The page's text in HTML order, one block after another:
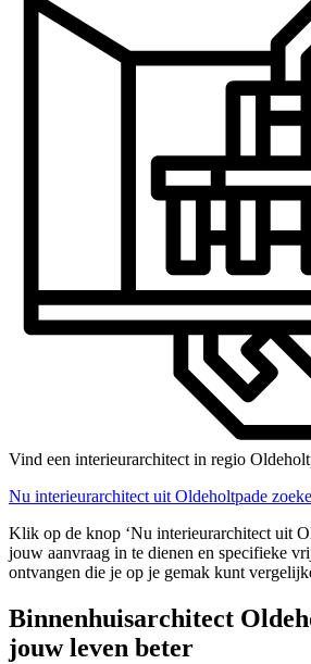
Vind een interieurarchitect in regio
Nu interieurarchitect uit Oldeholtpade
Klik op de knop ‘Nu interieurarchitect uit
jouw aanvraag in te dienen en specifieke
ontvangen die je op je gemak kunt
Binnenhuisarchitect
jouw leven beter